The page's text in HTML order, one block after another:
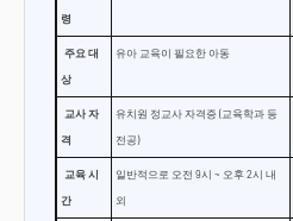
령
주요 대
상
유아 교육이 필요한 아동
교사 자
격
유치원 정교사 자격증 (교육학과 등
전공)
교육 시
간
일반적으로 오전 9시 ~ 오후 2시 내
외